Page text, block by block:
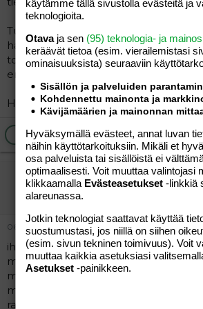
Tuosta oman nimen käytöstä,
halusi olla oma itsensä eikä miehelle
tottunut että on joskus miehenkin
enää niin haittaa kun äitiyttä on jo
Hiukan "tyhmä" toisinaan
Ilmoita asiaton viesti
ansku79
06.10.2004
ihan tuli oma mies mieleen paitsi
mä en edes jaksa enää sanoa
miehellä joku syy muka suuttua ja sit
mykkäkoulua vaikka pari päivää,
raivostuttavan mua! sit ollaan pari
käytämme tällä sivustolla evästeitä ja
teknologioita.
Otavaja sen (95) teknologia- ja
keräävät tietoa (esim. vierailemis­tasi
ominaisuuk­sista) seuraaviin
Sisällön ja palveluiden
Kohdennettu mainonta ja
Kävijämäärien ja mainonnan
Hyväksymällä evästeet, annat luvan
näihin käyttötarkoituksiin. Mikäli et
osa palveluista tai sisällöistä ei
optimaalisesti. Voit muuttaa valintojasi
klikkaamalla Evästeasetukset -linkkiä
alareunassa.
Jotkin teknologiat saattavat käyttää
suostumustasi, jos niillä on siihen
(esim. sivun tekninen toimivuus). Voit
muuttaa kaikkia asetuksiasi
Asetukset -painikkeen.